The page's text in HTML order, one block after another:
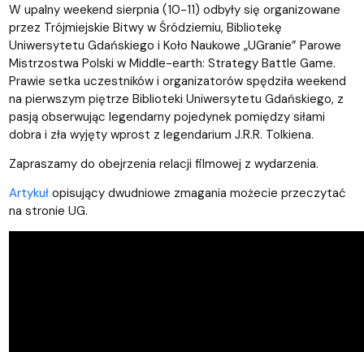
W upalny weekend sierpnia (10-11) odbyły się organizowane
przez Trójmiejskie Bitwy w Śródziemiu, Bibliotekę
Uniwersytetu Gdańskiego i Koło Naukowe „UGranie” Parowe
Mistrzostwa Polski w Middle-earth: Strategy Battle Game.
Prawie setka uczestników i organizatorów spędziła weekend
na pierwszym piętrze Biblioteki Uniwersytetu Gdańskiego, z
pasją obserwując legendarny pojedynek pomiędzy siłami
dobra i zła wyjęty wprost z legendarium J.R.R. Tolkiena.
Zapraszamy do obejrzenia relacji filmowej z wydarzenia.
Artykułopisujący dwudniowe zmagania możecie przeczytać
na stronie UG.